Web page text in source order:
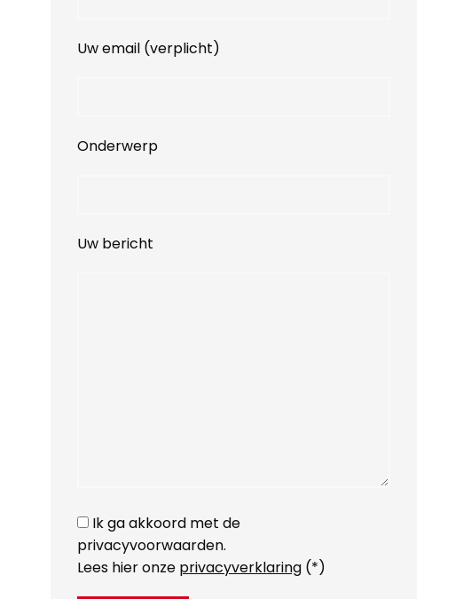
Uw email (verplicht)
Onderwerp
Uw bericht
Ik ga akkoord met de
privacyvoorwaarden.
Lees hier onze privacyverklaring(*)